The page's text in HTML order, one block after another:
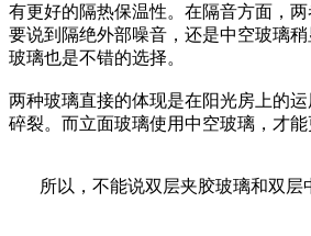
有更好的隔热保温性。在隔音方面，
要说到隔绝外部噪音，还是中空玻璃
玻璃也是不错的选择。
两种玻璃直接的体现是在阳光房上的
碎裂。而立面玻璃使用中空玻璃，才
所以，不能说双层夹胶玻璃和双层